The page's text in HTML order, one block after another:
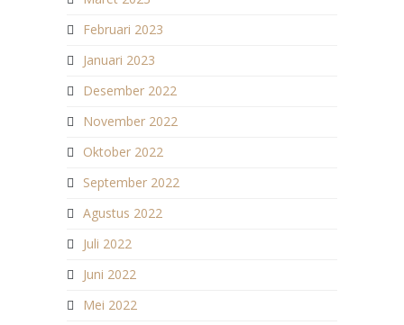
Februari 2023
Januari 2023
Desember 2022
November 2022
Oktober 2022
September 2022
Agustus 2022
Juli 2022
Juni 2022
Mei 2022